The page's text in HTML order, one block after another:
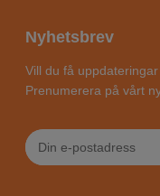
Nyhetsbrev
Vill du få
Prenumerera på vårt